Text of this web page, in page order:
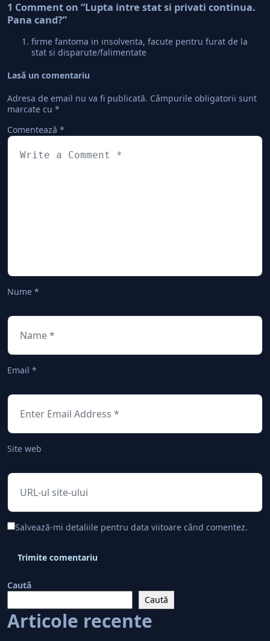
1 Comment on “Lupta intre stat si privati continua.
Pana cand?”
firme fantoma in insolventa, facute pentru furat de la
stat si disparute/falimentate
Lasă un comentariu
Adresa de email nu va fi publicată. Câmpurile obligatorii sunt
marcate cu *
Comentează *
Nume *
Email *
Site web
Salvează-mi detaliile pentru data viitoare când comentez.
Caută
Caută
Articole recente